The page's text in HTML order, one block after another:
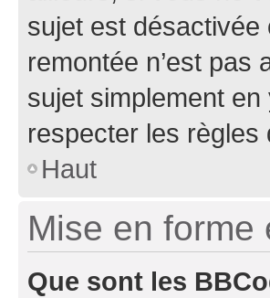
sujet est désactivée
remontée n’est pas
sujet simplement
respecter les règles
Haut
Mise en forme
Que sont les